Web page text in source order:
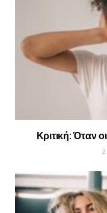
Κριτική: Όταν